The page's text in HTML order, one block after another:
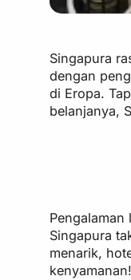
Singapura
dengan
di Eropa.
belanjanya,
Singapura
menarik,
kenyamanan!